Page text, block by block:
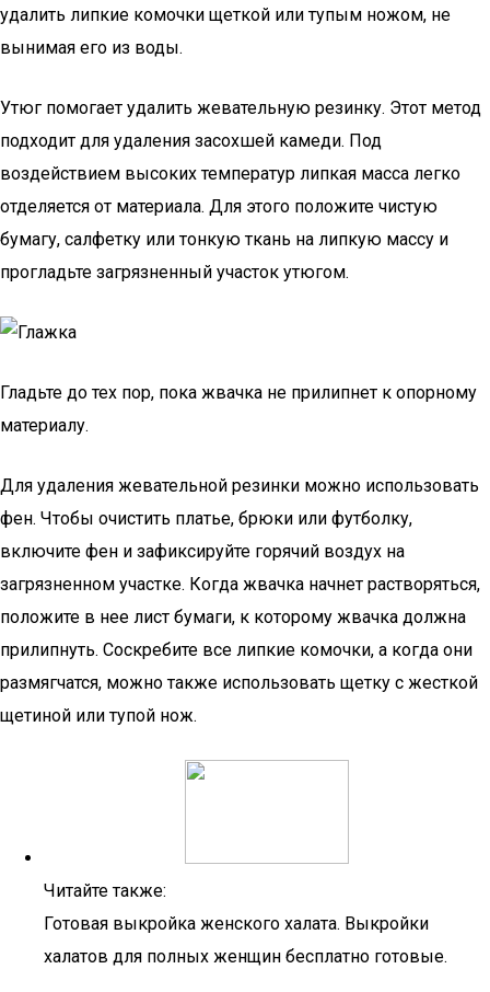
удалить липкие комочки щеткой или тупым ножом, не
вынимая его из воды.
Утюг помогает удалить жевательную резинку. Этот метод
подходит для удаления засохшей камеди. Под
воздействием высоких температур липкая масса легко
отделяется от материала. Для этого положите чистую
бумагу, салфетку или тонкую ткань на липкую массу и
прогладьте загрязненный участок утюгом.
Гладьте до тех пор, пока жвачка не прилипнет к опорному
материалу.
Для удаления жевательной резинки можно использовать
фен. Чтобы очистить платье, брюки или футболку,
включите фен и зафиксируйте горячий воздух на
загрязненном участке. Когда жвачка начнет растворяться,
положите в нее лист бумаги, к которому жвачка должна
прилипнуть. Соскребите все липкие комочки, а когда они
размягчатся, можно также использовать щетку с жесткой
щетиной или тупой нож.
Читайте также:
Готовая выкройка женского халата. Выкройки
халатов для полных женщин бесплатно готовые.